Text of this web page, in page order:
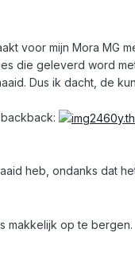
voor mijn Mora MG
die geleverd word
Dus ik dacht, de
heb, ondanks dat
makkelijk op te bergen.